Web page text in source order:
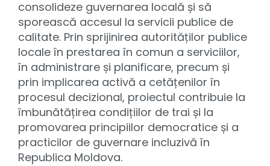
consolideze guvernarea locală și să
sporească accesul la servicii publice de
calitate. Prin sprijinirea autorităților publice
locale în prestarea în comun a serviciilor,
în administrare și planificare, precum și
prin implicarea activă a cetățenilor în
procesul decizional, proiectul contribuie la
îmbunătățirea condițiilor de trai și la
promovarea principiilor democratice și a
practicilor de guvernare incluzivă în
Republica Moldova.